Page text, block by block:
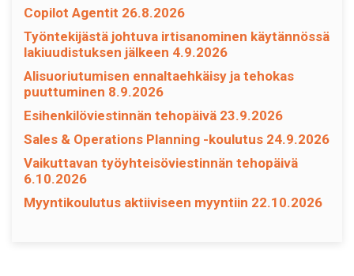
Copilot Agentit 26.8.2026
Työntekijästä johtuva irtisanominen käytännössä
lakiuudistuksen jälkeen 4.9.2026
Alisuoriutumisen ennaltaehkäisy ja tehokas
puuttuminen 8.9.2026
Esihenkilöviestinnän tehopäivä 23.9.2026
Sales & Operations Planning -koulutus 24.9.2026
Vaikuttavan työyhteisöviestinnän tehopäivä
6.10.2026
Myyntikoulutus aktiiviseen myyntiin 22.10.2026